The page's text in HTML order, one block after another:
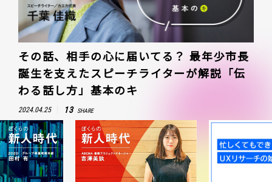
その話、相手の心に届いてる？ 最年少市長
誕生を支えたスピーチライターが解説「伝
わる話し方」基本のキ
2024.04.25 13 SHARE